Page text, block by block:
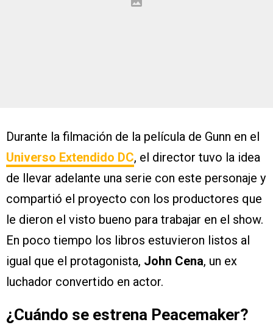
Durante la filmación de la película de Gunn en el
Universo Extendido DC, el director tuvo la idea
de llevar adelante una serie con este personaje y
compartió el proyecto con los productores que
le dieron el visto bueno para trabajar en el show.
En poco tiempo los libros estuvieron listos al
igual que el protagonista, John Cena, un ex
luchador convertido en actor.
¿Cuándo se estrena Peacemaker?